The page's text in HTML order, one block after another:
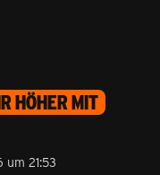
HÖHER MIT
um 21:53